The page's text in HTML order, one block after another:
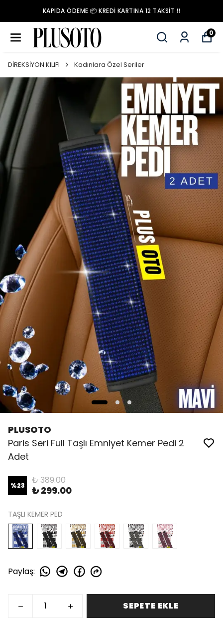
KAPIDA ÖDEME 📦 KREDİ KARTINA 12 TAKSİT ‼️
0
DİREKSİYON KILIFI Kadınlara Özel Seriler
PLUSOTO
Paris Seri Full Taşlı Emniyet Kemer Pedi 2
Adet
%23 ₺ 389.00
₺ 299.00
TAŞLI KEMER PED
Paylaş:
SEPETE EKLE